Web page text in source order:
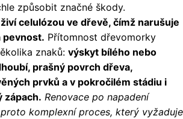
způsobit značné škody.
celulózou ve dřevě, čímž narušuje
pevnost. Přítomnost dřevomorky
znaků: výskyt bílého nebo
prašný povrch dřeva,
prvků a v pokročilém stádiu i
zápach. Renovace po napadení
komplexní proces, který vyžaduje